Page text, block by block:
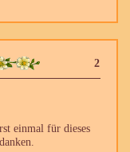
2
einmal für dieses